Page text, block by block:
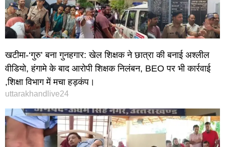
खटीमा-‘गुरु’ बना गुनहगार: खेल शिक्षक ने छात्रा की बनाई अश्लील
वीडियो, हंगामे के बाद आरोपी शिक्षक निलंबन, BEO पर भी कार्रवाई
,शिक्षा विभाग में मचा हड़कंप।
uttarakhandlive24